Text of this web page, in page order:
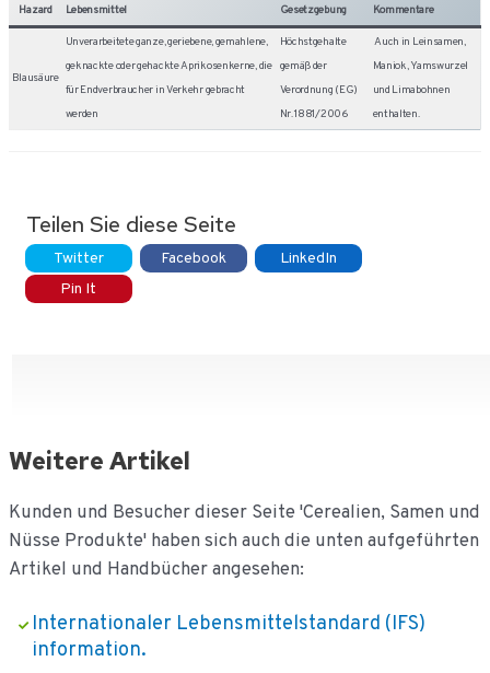
Hazard Lebensmittel Gesetzgebung Kommentare
Blausäure
Unverarbeitete ganze, geriebene, gemahlene,
geknackte oder gehackte Aprikosenkerne, die
für Endverbraucher in Verkehr gebracht
werden
Höchstgehalte
gemäß der
Verordnung (EG)
Nr. 1881/2006
Auch in Leinsamen,
Maniok, Yamswurzel
und Limabohnen
enthalten.
Teilen Sie diese Seite
Twitter Facebook
LinkedIn
Pin It
Weitere Artikel
Kunden und Besucher dieser Seite 'Cerealien, Samen und
Nüsse Produkte' haben sich auch die unten aufgeführten
Artikel und Handbücher angesehen:
Internationaler Lebensmittelstandard (IFS)
information.